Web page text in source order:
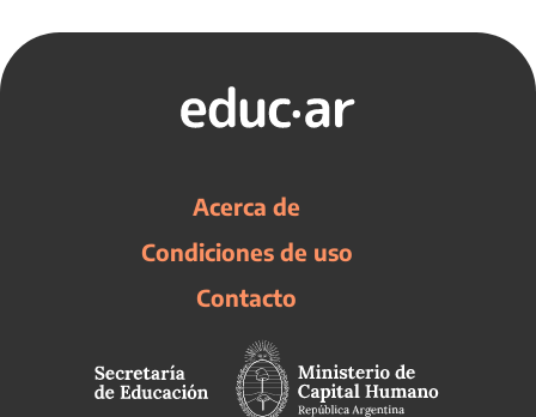
Acerca de
Condiciones de uso
Contacto